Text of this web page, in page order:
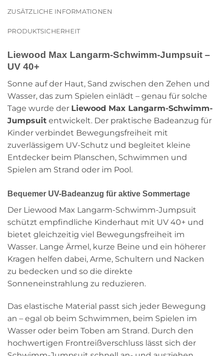
ZUSÄTZLICHE INFORMATIONEN
PRODUKTSICHERHEIT
Liewood Max Langarm-Schwimm-Jumpsuit –
UV 40+
Sonne auf der Haut, Sand zwischen den Zehen und
Wasser, das zum Spielen einlädt – genau für solche
Tage wurde der Liewood Max Langarm-Schwimm-
Jumpsuit entwickelt. Der praktische Badeanzug für
Kinder verbindet Bewegungsfreiheit mit
zuverlässigem UV-Schutz und begleitet kleine
Entdecker beim Planschen, Schwimmen und
Spielen am Strand oder im Pool.
Bequemer UV-Badeanzug für aktive Sommertage
Der Liewood Max Langarm-Schwimm-Jumpsuit
schützt empfindliche Kinderhaut mit UV 40+ und
bietet gleichzeitig viel Bewegungsfreiheit im
Wasser. Lange Ärmel, kurze Beine und ein höherer
Kragen helfen dabei, Arme, Schultern und Nacken
zu bedecken und so die direkte
Sonneneinstrahlung zu reduzieren.
Das elastische Material passt sich jeder Bewegung
an – egal ob beim Schwimmen, beim Spielen im
Wasser oder beim Toben am Strand. Durch den
hochwertigen Frontreißverschluss lässt sich der